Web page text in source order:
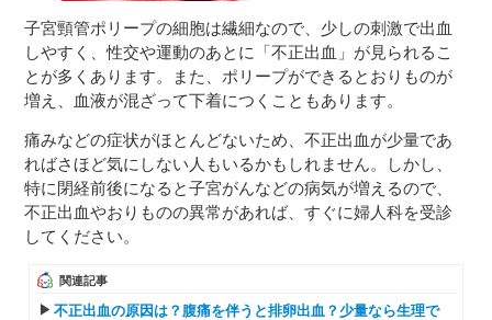
子宮頸管ポリープの細胞は繊細なので、少しの刺激で出血
しやすく、性交や運動のあとに「不正出血」が見られるこ
とが多くあります。また、ポリープができるとおりものが
増え、血液が混ざって下着につくこともあります。
痛みなどの症状がほとんどないため、不正出血が少量であ
ればさほど気にしない人もいるかもしれません。しかし、
特に閉経前後になると子宮がんなどの病気が増えるので、
不正出血やおりものの異常があれば、すぐに婦人科を受診
してください。
関連記事
不正出血の原因は？腹痛を伴うと排卵出血？少量なら生理で